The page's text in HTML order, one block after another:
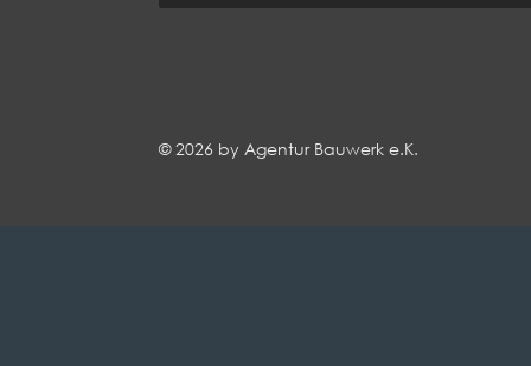
© 2026 by Agentur Bauwerk e.K.